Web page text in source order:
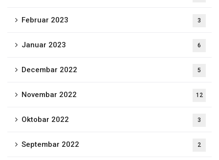
Februar 2023 3
Januar 2023 6
Decembar 2022 5
Novembar 2022 12
Oktobar 2022 3
Septembar 2022 2